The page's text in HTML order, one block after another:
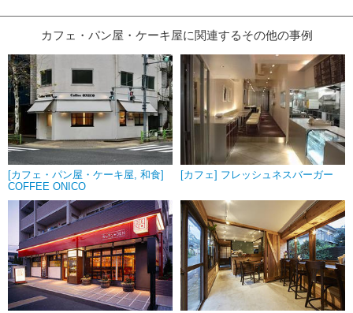
カフェ・パン屋・ケーキ屋に関連するその他の事例
[カフェ・パン屋・ケーキ屋, 和食]
COFFEE ONICO
[カフェ] フレッシュネスバーガー